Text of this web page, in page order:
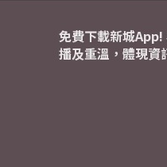
免費下載新城
播及重溫，體現資